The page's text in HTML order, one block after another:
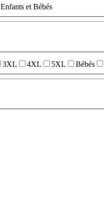
Enfants et Bébés
3XL 4XL 5XL Bébés